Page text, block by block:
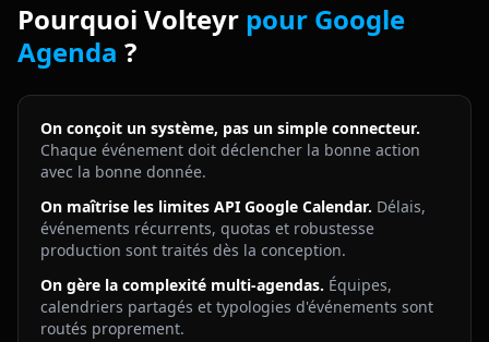
Pourquoi Volteyr pour Google
Agenda ?
On conçoit un système, pas un simple connecteur.
Chaque événement doit déclencher la bonne action
avec la bonne donnée.
On maîtrise les limites API Google Calendar. Délais,
événements récurrents, quotas et robustesse
production sont traités dès la conception.
On gère la complexité multi-agendas. Équipes,
calendriers partagés et typologies d'événements sont
routés proprement.